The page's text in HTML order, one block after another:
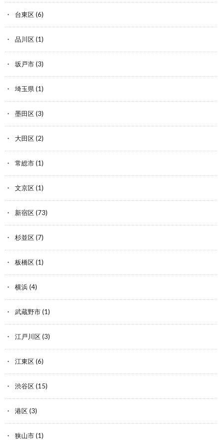
台東区(6)
品川区(1)
坂戸市(3)
埼玉県(1)
墨田区(3)
大田区(2)
常総市(1)
文京区(1)
新宿区(73)
杉並区(7)
板橋区(1)
横浜(4)
武蔵野市(1)
江戸川区(3)
江東区(6)
渋谷区(15)
港区(3)
狭山市(1)